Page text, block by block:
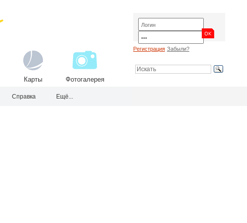
Карты Фотогалерея
Регистрация Забыли?
Справка Ещё...